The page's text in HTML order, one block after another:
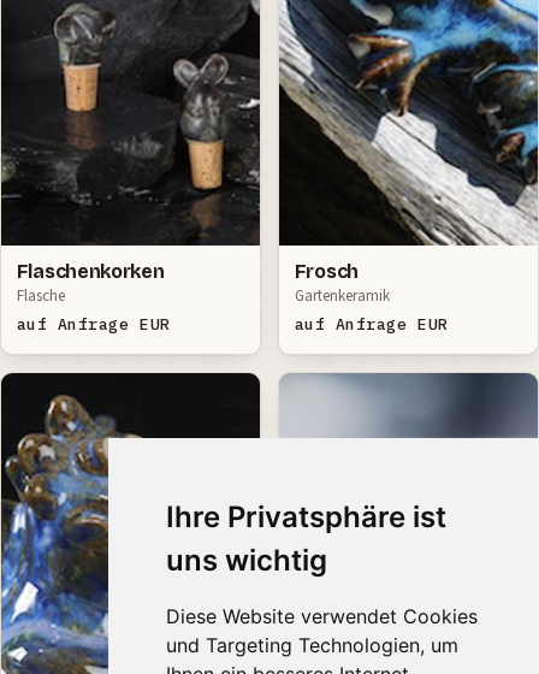
Ihre Privatsphäre ist
uns wichtig
Diese Website verwendet Cookies
und Targeting Technologien, um
Flaschenkorken
Flasche
auf Anfrage EUR
Frosch
Gartenkeramik
auf Anfrage EUR